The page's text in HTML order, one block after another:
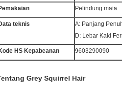
Pelindung mata
teknis
A: Panjang
D: Lebar Kaki
HS Kepabeanan 9603290090
Grey Squirrel Hair